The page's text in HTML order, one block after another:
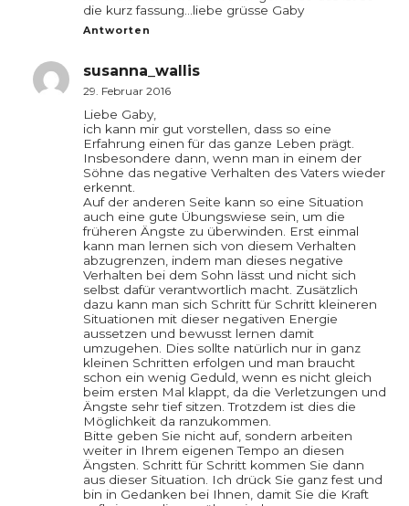
die kurz fassung…liebe grüsse Gaby
Antworten
susanna_wallis
29. Februar 2016
Liebe Gaby,
ich kann mir gut vorstellen, dass so eine
Erfahrung einen für das ganze Leben prägt.
Insbesondere dann, wenn man in einem der
Söhne das negative Verhalten des Vaters wieder
erkennt.
Auf der anderen Seite kann so eine Situation
auch eine gute Übungswiese sein, um die
früheren Ängste zu überwinden. Erst einmal
kann man lernen sich von diesem Verhalten
abzugrenzen, indem man dieses negative
Verhalten bei dem Sohn lässt und nicht sich
selbst dafür verantwortlich macht. Zusätzlich
dazu kann man sich Schritt für Schritt kleineren
Situationen mit dieser negativen Energie
aussetzen und bewusst lernen damit
umzugehen. Dies sollte natürlich nur in ganz
kleinen Schritten erfolgen und man braucht
schon ein wenig Geduld, wenn es nicht gleich
beim ersten Mal klappt, da die Verletzungen und
Ängste sehr tief sitzen. Trotzdem ist dies die
Möglichkeit da ranzukommen.
Bitte geben Sie nicht auf, sondern arbeiten
weiter in Ihrem eigenen Tempo an diesen
Ängsten. Schritt für Schritt kommen Sie dann
aus dieser Situation. Ich drück Sie ganz fest und
bin in Gedanken bei Ihnen, damit Sie die Kraft